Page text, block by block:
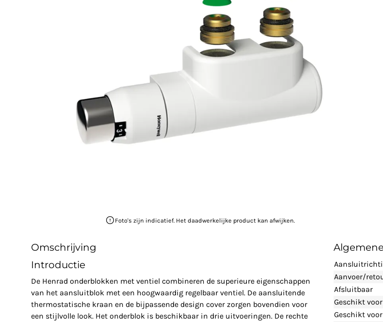
Foto's zijn indicatief. Het daadwerkelijke product kan afwijken.
Omschrijving
Introductie
De Henrad onderblokken met ventiel combineren de superieure eigenschappen
van het aansluitblok met een hoogwaardig regelbaar ventiel. De aansluitende
thermostatische kraan en de bijpassende design cover zorgen bovendien voor
een stijlvolle look. Het onderblok is beschikbaar in drie uitvoeringen. De rechte
Aanvoer/
Afsluitbaar
Geschikt
Geschikt